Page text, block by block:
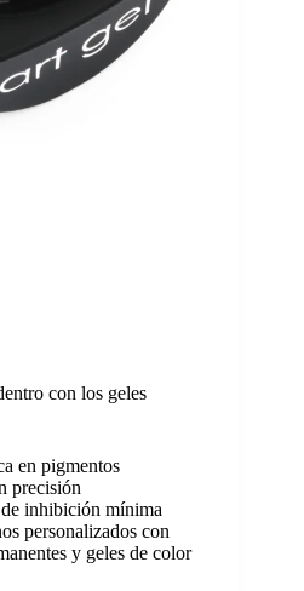
con los geles
en pigmentos
precisión
de inhibición mínima
personalizados con
y geles de color